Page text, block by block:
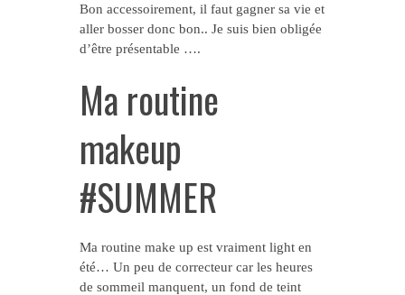
Bon accessoirement, il faut gagner sa vie et
aller bosser donc bon.. Je suis bien obligée
d’être présentable ….
Ma routine
makeup
#SUMMER
Ma routine make up est vraiment light en
été… Un peu de correcteur car les heures
de sommeil manquent, un fond de teint